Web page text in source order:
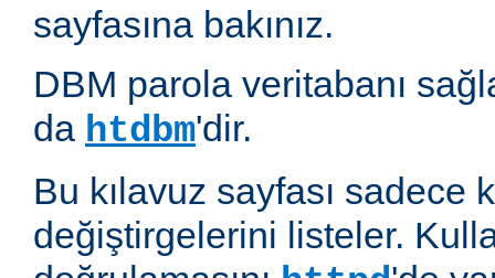
sayfasına bakınız.
DBM parola veritabanı
da htdbm'dir.
Bu kılavuz sayfası sadece
değiştirgelerini listeler.